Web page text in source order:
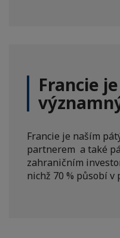
Francie
Francie je naším
partnerem a také
zahraničním
nichž 70 % působí v